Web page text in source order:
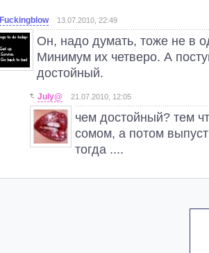
Fuckingblow 13.07.2010, 22:49
Он, надо думать, тоже не в
Минимум их четверо. А
достойный.
July@ 21.07.2010, 12:05
чем достойный? тем
сомом, а потом
тогда ....